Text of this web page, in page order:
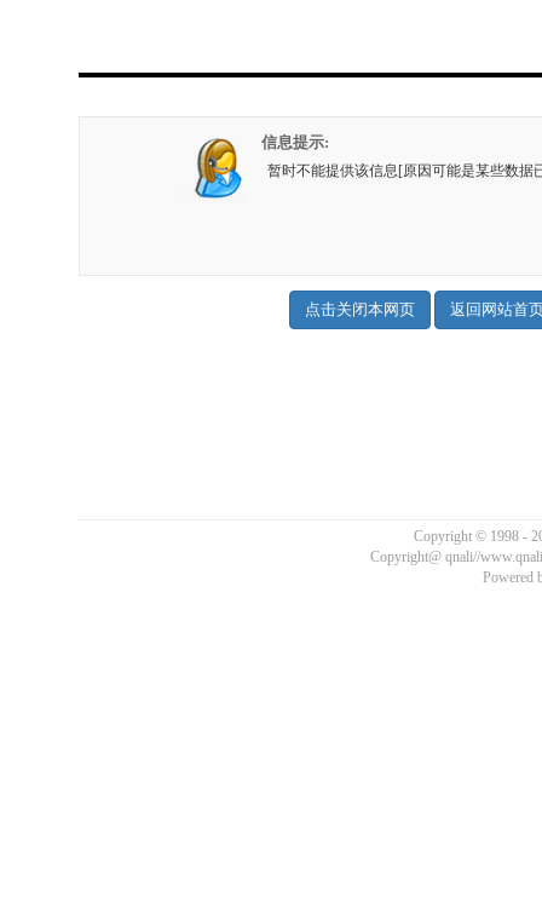
信息提示:
暂时不能提供该信息[原因可能是某些数据
Copyright © 1998 -
Copyright@ qnali//
Powered